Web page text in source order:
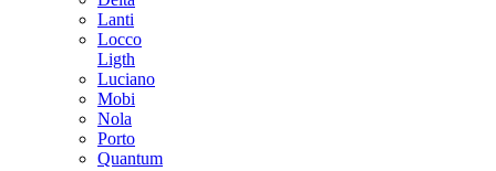
Lanti
Locco
Ligth
Luciano
Mobi
Nola
Porto
Quantum